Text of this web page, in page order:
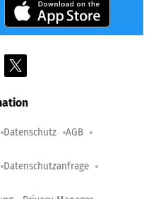
Datenschutz AGB
Datenschutzanfrage